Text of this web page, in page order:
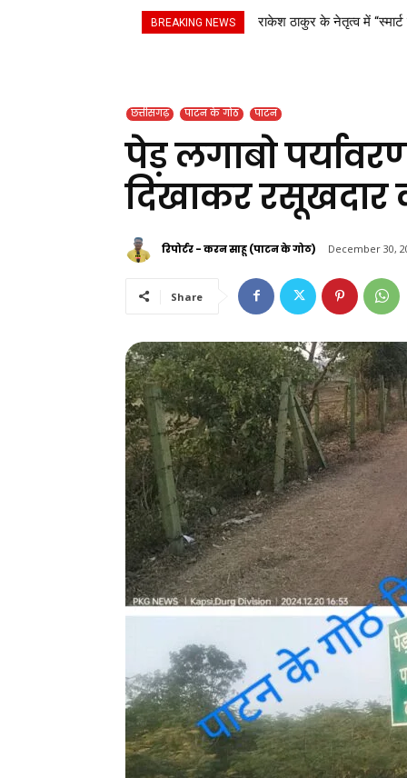
BREAKING NEWS राकेश ठाकुर के नेतृत्व में “स्मार्ट
सड़क हादसे के बाद उपचाररत
छत्तीसगढ़ पाटन के गोठ पाटन
पेड़ लगाबो
दिखाकर
रिपोर्टर - करन साहू (पाटन के गोठ) December 30,
Share